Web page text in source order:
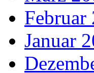
Februar
Januar